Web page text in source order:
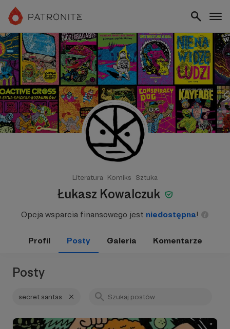
Literatura Komiks Sztuka
Łukasz Kowalczuk
Opcja wsparcia finansowego jest niedostępna!
Profil Posty Galeria Komentarze
Posty
secret santas